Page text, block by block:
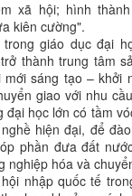
xã hội; hình
kiên cường".
giáo dục đại
thành trung tâm
sáng tạo – khởi
giao với nhu
đại học lớn có tầm
hiện đại, để
phần đưa đất
nghiệp hóa và
nhập quốc tế